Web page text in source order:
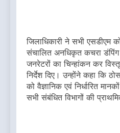
जिलाधिकारी ने सभी एसडीएम
संचालित अनधिकृत कचरा
जनरेटरों का चिन्हांकन कर
निर्देश दिए। उन्होंने कहा कि
को वैज्ञानिक एवं निर्धारित
सभी संबंधित विभागों की